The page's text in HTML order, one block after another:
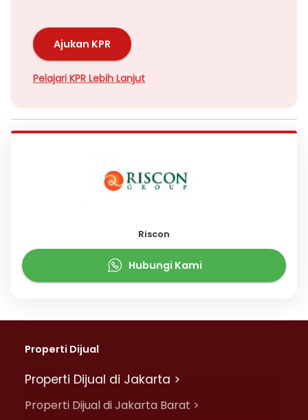
Ajukan KPR
Pelajari KPR Lebih Lanjut
Riscon
Hubungi Kami
Properti Dijual
Properti Dijual di Jakarta >
Properti Dijual di Jakarta Barat >